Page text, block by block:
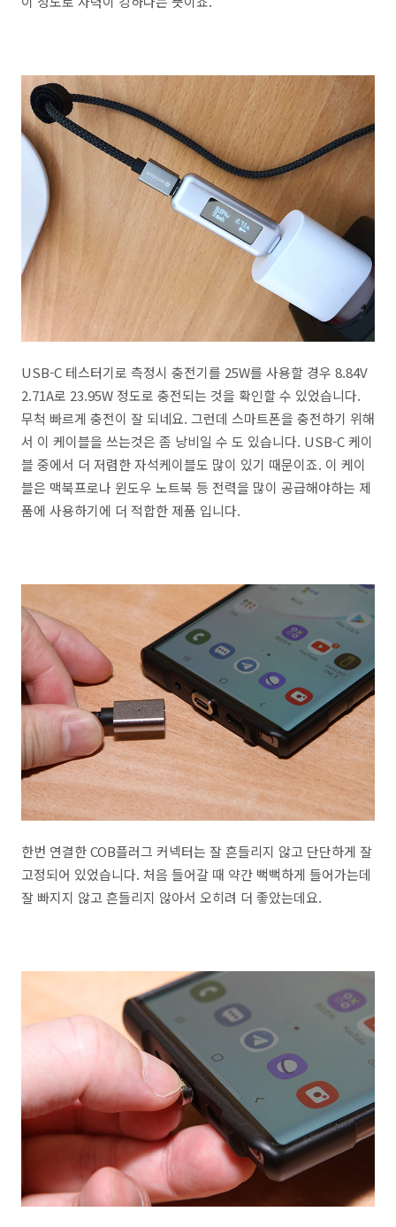
USB-C 테스터기로 측정시 충전기를 25W를 사용할 경우 8.84V
2.71A로 23.95W 정도로 충전되는 것을 확인할 수 있었습니다.
무척 빠르게 충전이 잘 되네요. 그런데 스마트폰을 충전하기 위해
서 이 케이블을 쓰는것은 좀 낭비일 수 도 있습니다. USB-C 케이
블 중에서 더 저렴한 자석케이블도 많이 있기 때문이죠. 이 케이
블은 맥북프로나 윈도우 노트북 등 전력을 많이 공급해야하는 제
품에 사용하기에 더 적합한 제품 입니다.
한번 연결한 COB플러그 커넥터는 잘 흔들리지 않고 단단하게 잘
고정되어 있었습니다. 처음 들어갈 때 약간 뻑뻑하게 들어가는데
잘 빠지지 않고 흔들리지 않아서 오히려 더 좋았는데요.